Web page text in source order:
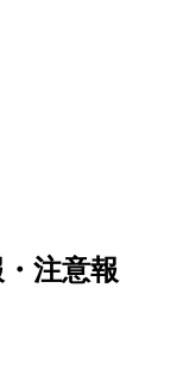
注意報